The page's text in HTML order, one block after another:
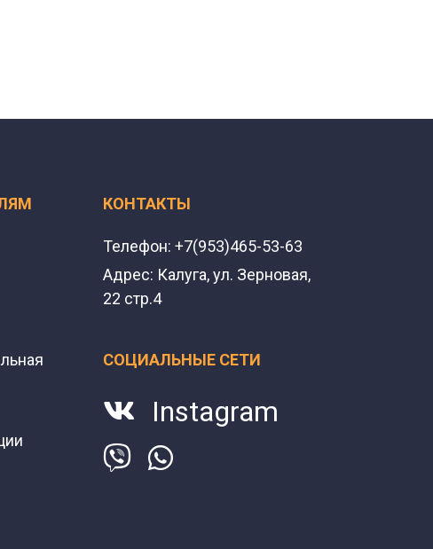
КОНТАКТЫ
Телефон: +7(953)465-53-63
Адрес: Калуга, ул. Зерновая,
22 стр.4
СОЦИАЛЬНЫЕ СЕТИ
Instagram